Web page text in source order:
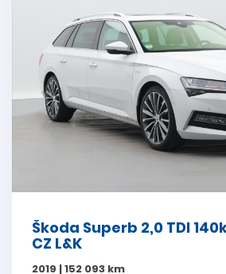
Škoda Superb 2,0 TDI
CZ L&K
2019 | 152 093 km